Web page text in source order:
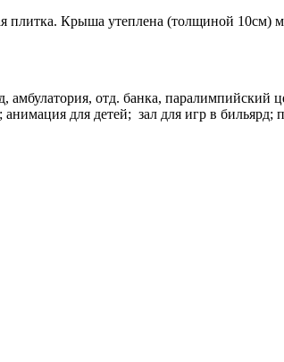
плитка. Крыша утеплена (толщиной
отд. банка,
для детей; зал для игр в